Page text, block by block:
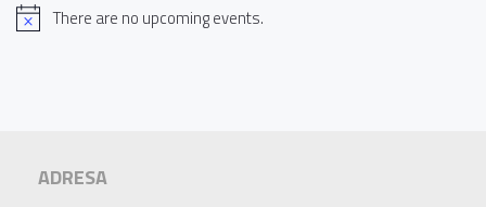
There are no upcoming events.
ADRESA